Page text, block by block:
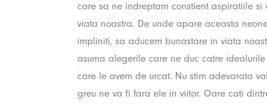
care sa ne indreptam constient aspiratiile
viata noastra. De unde apare aceasta
impliniti, sa aducem bunastare in viata
asuma alegerile care ne duc catre
care le avem de urcat. Nu stim adevarata
greu ne va fi fara ele in viitor. Oare cati